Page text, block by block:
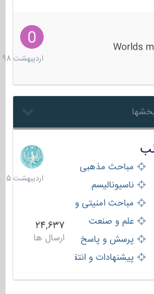
10
1398
مباحث مذهبی
ناسیونالیسم
مباحث امنیتی و اطلاعاتی
علم و صنعت
پرسش و پاسخ
پیشنهادات و انتقادات
24,637
ارسال ها
8
1405